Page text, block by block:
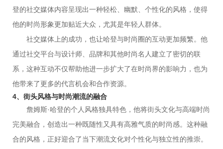
登的社交媒体内容呈现出一种轻松、幽默、个性化的风格，使得
他的时尚形象更加贴近大众，尤其是年轻人群体。
社交媒体上的成功，也让哈登与时尚圈的互动更加频繁。他
通过社交平台与设计师、品牌和其他时尚名人建立了密切的联
系，这种互动不仅帮助他进一步扩大了在时尚界的影响力，也为
他带来了更多的代言机会和合作资源。
4、街头风格与时尚潮流的融合
詹姆斯·哈登的个人风格独具特色，他将街头文化与高端时尚
完美融合，创造出一种既随性又具有高雅气质的时尚感。这种融
合的风格，正好迎合了当下潮流文化对个性化与独立性的推崇。